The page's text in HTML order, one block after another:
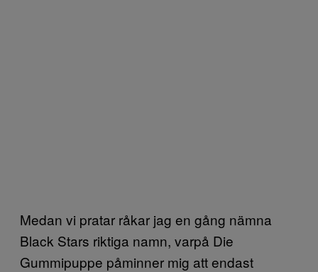
Medan vi pratar råkar jag en gång nämna
Black Stars riktiga namn, varpå Die
Gummipuppe påminner mig att endast